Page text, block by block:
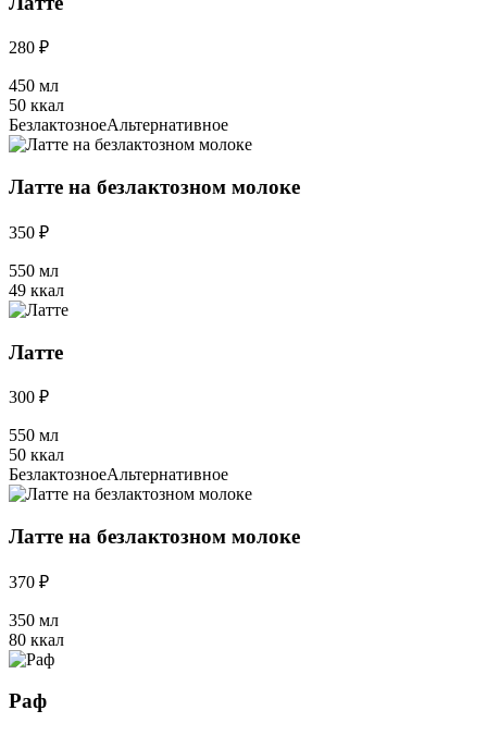
280 ₽
450 мл
50 ккал
БезлактозноеАльтернативное
Латте на безлактозном молоке
350 ₽
550 мл
49 ккал
Латте
300 ₽
550 мл
50 ккал
БезлактозноеАльтернативное
Латте на безлактозном молоке
370 ₽
350 мл
80 ккал
Раф